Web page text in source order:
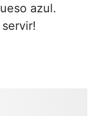
azul.